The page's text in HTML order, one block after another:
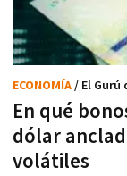
En qué
dólar
volátiles
ECONOMÍA/ El Gurú